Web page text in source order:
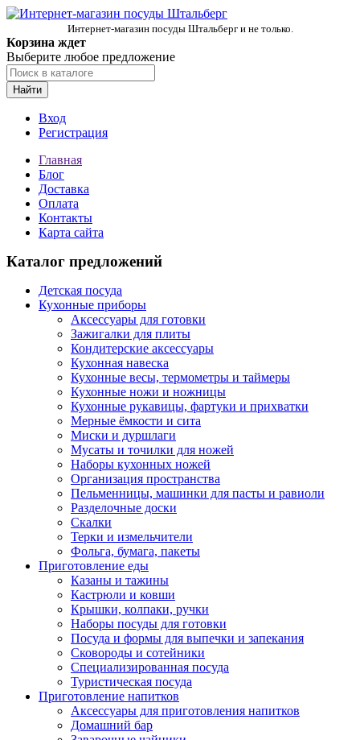
Интернет-магазин посуды Штальберг и не только.
Корзина ждет
Выберите любое предложение
Найти
Вход
Регистрация
Главная
Блог
Доставка
Оплата
Контакты
Карта сайта
Каталог предложений
Детская посуда
Кухонные приборы
Аксессуары для готовки
Зажигалки для плиты
Кондитерские аксессуары
Кухонная навеска
Кухонные весы, термометры и таймеры
Кухонные ножи и ножницы
Кухонные рукавицы, фартуки и прихватки
Мерные ёмкости и сита
Миски и дуршлаги
Мусаты и точилки для ножей
Наборы кухонных ножей
Организация пространства
Пельменницы, машинки для пасты и равиоли
Разделочные доски
Скалки
Терки и измельчители
Фольга, бумага, пакеты
Приготовление еды
Казаны и тажины
Кастрюли и ковши
Крышки, колпаки, ручки
Наборы посуды для готовки
Посуда и формы для выпечки и запекания
Сковороды и сотейники
Специализированная посуда
Туристическая посуда
Приготовление напитков
Аксессуары для приготовления напитков
Домашний бар